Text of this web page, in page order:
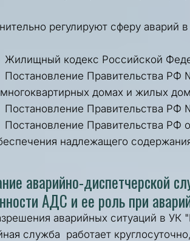
регулируют сферу аварий
Жилищный кодекс Российской
Постановление Правительства РФ
домах и жилых
Постановление Правительства РФ
Постановление Правительства РФ
надлежащего
аварийно-диспетчерской
АДС и ее роль при
аварийных ситуаций в
служба  работает